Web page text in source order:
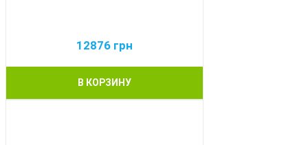
12876 грн
В КОРЗИНУ